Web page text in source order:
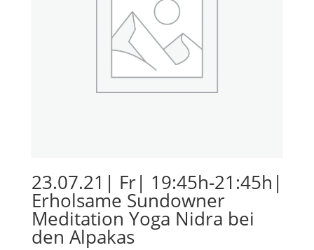
23.07.21| Fr| 19:45h-21:45h|
Erholsame Sundowner
Meditation Yoga Nidra bei
den Alpakas